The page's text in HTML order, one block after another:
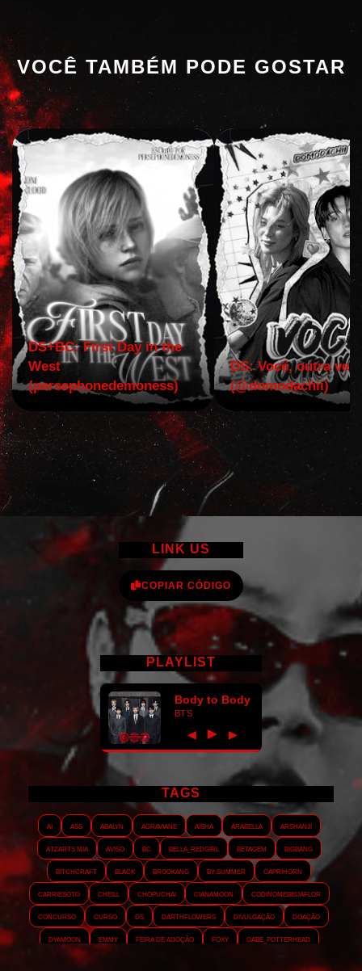
VOCÊ TAMBÉM PODE GOSTAR
DS+BC: First Day in the
West
(persephonedemoness)
DS: Você, outra vez!
(@domodachii)
LINK US
COPIAR CÓDIGO
PLAYLIST
Body to Body
BTS
◀ ► ▶
TAGS
AI ASS Abalyn Agraviane Aisha Arabella
Arshanji
Atzarts Mia
Aviso BC Bella_RedGirl Betagem
Bigbang
Bitchcraft
Black Brookang By.summer
Caprihorn
Carriesoto
Cheill Chopuchai Cianamoon
Codinomebeijaflor
Concurso
Curso DS Darthflowers Divulgação
Doação
Dyamoon
Emmy Feira de adoção Foxy
Gabe_Potterhead
GeminnieKook